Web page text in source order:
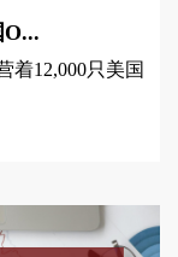
着12,000只美国